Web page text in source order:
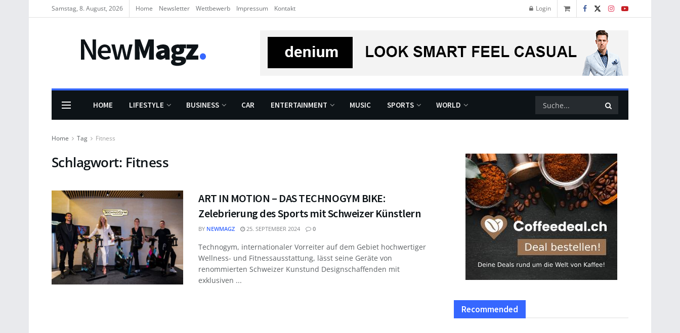
Samstag, 8. August, 2026 Home Newsletter Wettbewerb Impressum Kontakt Login
HOME LIFESTYLE BUSINESS CAR ENTERTAINMENT MUSIC SPORTS WORLD
Home Tag Fitness
Schlagwort: Fitness
ART IN MOTION – DAS TECHNOGYM BIKE:
Zelebrierung des Sports mit Schweizer Künstlern
BY NEWMAGZ 25. SEPTEMBER 2024 0
Technogym, internationaler Vorreiter auf dem Gebiet hochwertiger
Wellness- und Fitnessausstattung, lässt seine Geräte von
renommierten Schweizer Kunstund Designschaffenden mit
exklusiven ...
Recommended